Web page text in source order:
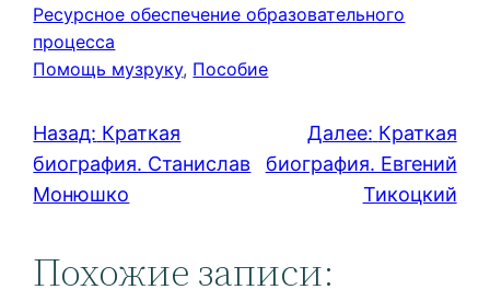
Ресурсное обеспечение образовательного
процесса
Помощь музруку, Пособие
Назад: Краткая
биография. Станислав
Монюшко
Далее: Краткая
биография. Евгений
Тикоцкий
Похожие записи: